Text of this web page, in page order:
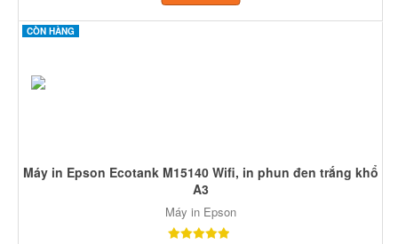
CÒN HÀNG
Máy in Epson Ecotank M15140 Wifi, in phun đen trắng khổ
A3
Máy in Epson